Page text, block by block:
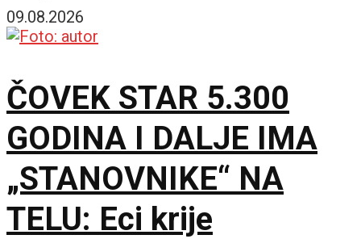
09.08.2026
ČOVEK STAR 5.300
GODINA I DALJE IMA
„STANOVNIKE“ NA
TELU: Eci krije